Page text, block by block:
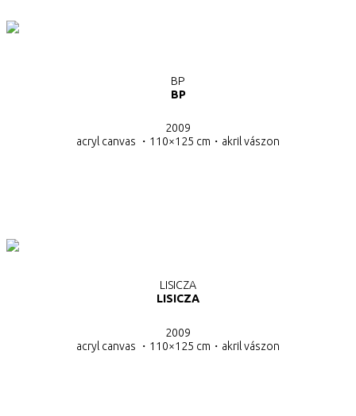
BP
BP
2009
acryl canvas ・110×125 cm・ akril vászon
LISICZA
LISICZA
2009
acryl canvas ・110×125 cm・ akril vászon